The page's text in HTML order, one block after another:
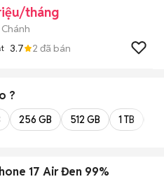
tháng
3.7 2 đã bán
?
256 GB 512 GB 1 TB
17 Air Đen 99%